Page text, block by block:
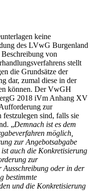
keine
des LVwG Burgenland
von
stellt
die Grundsätze der
dar, zumal diese in der
können. Der VwGH
2018 iVm Anhang XV
zur
festzulegen sind, falls sie
„Demnach ist es dem
möglich,
zur Angebotsabgabe
auch die Konkretisierung
zur
Ausschreibung oder in der
bestimmte
und die Konkretisierung